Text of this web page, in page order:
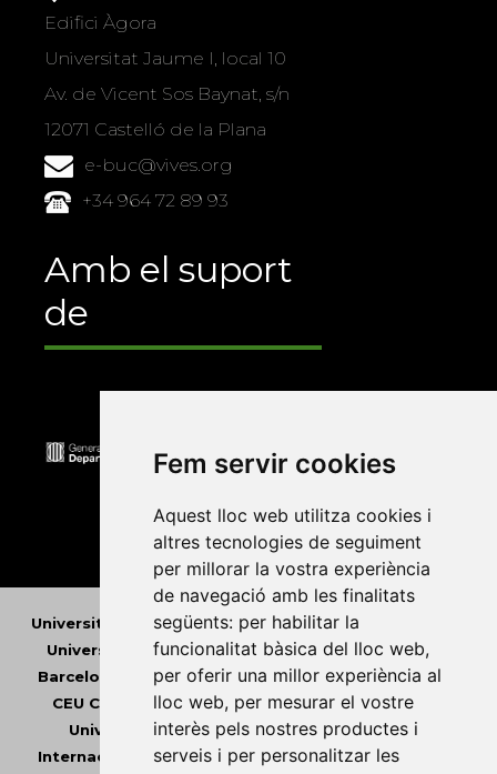
Fem servir cookies
Aquest lloc web utilitza cookies i
altres tecnologies de seguiment
per millorar la vostra experiència
de navegació amb les finalitats
següents: per habilitar la
funcionalitat bàsica del lloc web,
per oferir una millor experiència al
lloc web, per mesurar el vostre
interès pels nostres productes i
serveis i per personalitzar les
Edifici Àgora
Universitat Jaume I, local 10
Av. de Vicent Sos Baynat, s/n
12071 Castelló de la Plana
e-buc@vives.org
+34 964 72 89 93
Amb el suport
de
Universitat Abat Oliba CEU• Universitat d'Alacant
Universitat d'Andorra•Universitat Autònoma de
Barcelona
Universitat de Barcelona•Universitat
CEU Cardenal Herrera•Universitat de Girona
Universitat de les Illes Balears•Universitat
Internacional de Catalunya •Universitat Jaume I